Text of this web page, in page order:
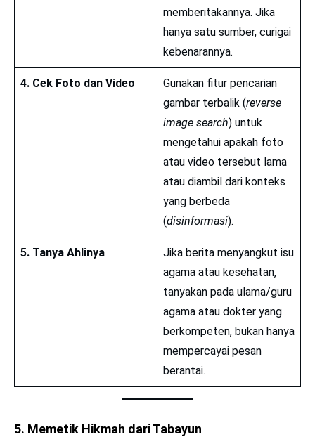
memberitakannya. Jika
hanya satu sumber, curigai
kebenarannya.
4. Cek Foto dan Video
Gunakan fitur pencarian
gambar terbalik (reverse
image search) untuk
mengetahui apakah foto
atau video tersebut lama
atau diambil dari konteks
yang berbeda
(disinformasi).
5. Tanya Ahlinya
Jika berita menyangkut isu
agama atau kesehatan,
tanyakan pada ulama/guru
agama atau dokter yang
berkompeten, bukan hanya
mempercayai pesan
berantai.
5. Memetik Hikmah dari Tabayun